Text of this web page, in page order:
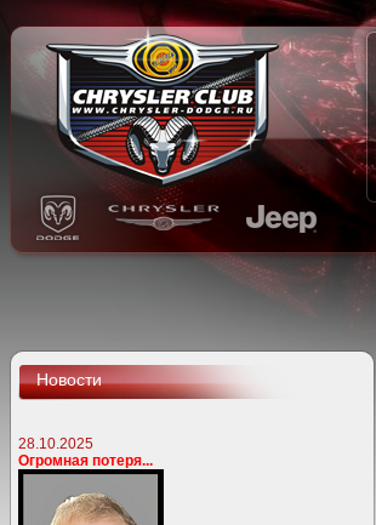
Новости
28.10.2025
Огромная потеря...